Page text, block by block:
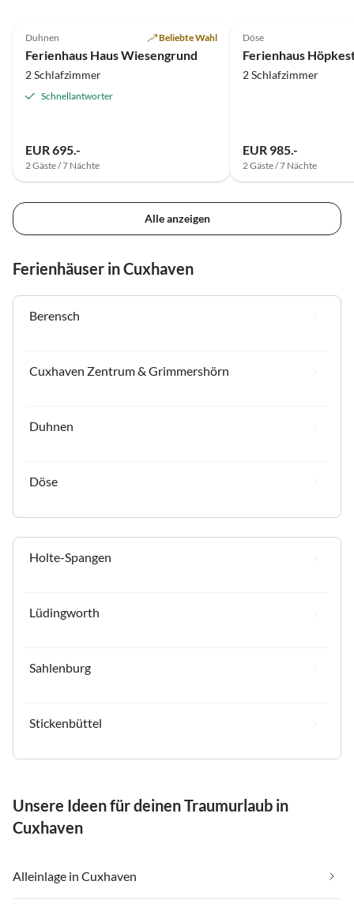
Duhnen Beliebte Wahl
Ferienhaus Haus Wiesengrund
2 Schlafzimmer
Schnellantworter
EUR 695.-
2 Gäste / 7 Nächte
Döse
Ferienhaus
2 Schlafzimmer
EUR 985.-
2 Gäste / 7 Nächte
Alle anzeigen
Ferienhäuser in Cuxhaven
Berensch
Cuxhaven Zentrum & Grimmershörn
Duhnen
Döse
Holte-Spangen
Lüdingworth
Sahlenburg
Stickenbüttel
Unsere Ideen für deinen Traumurlaub in
Cuxhaven
Alleinlage in Cuxhaven